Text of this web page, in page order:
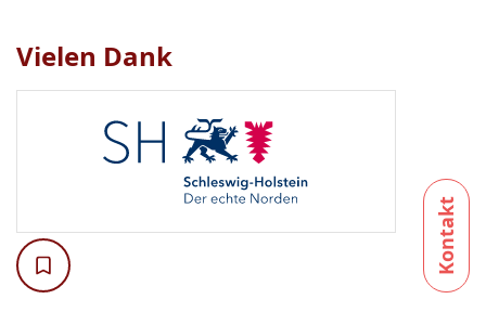
Vielen Dank
Logo1bis1von1sichtbar.